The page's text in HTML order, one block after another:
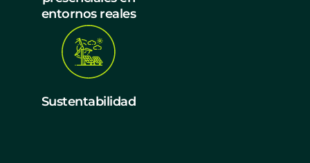
entornos reales
Sustentabilidad